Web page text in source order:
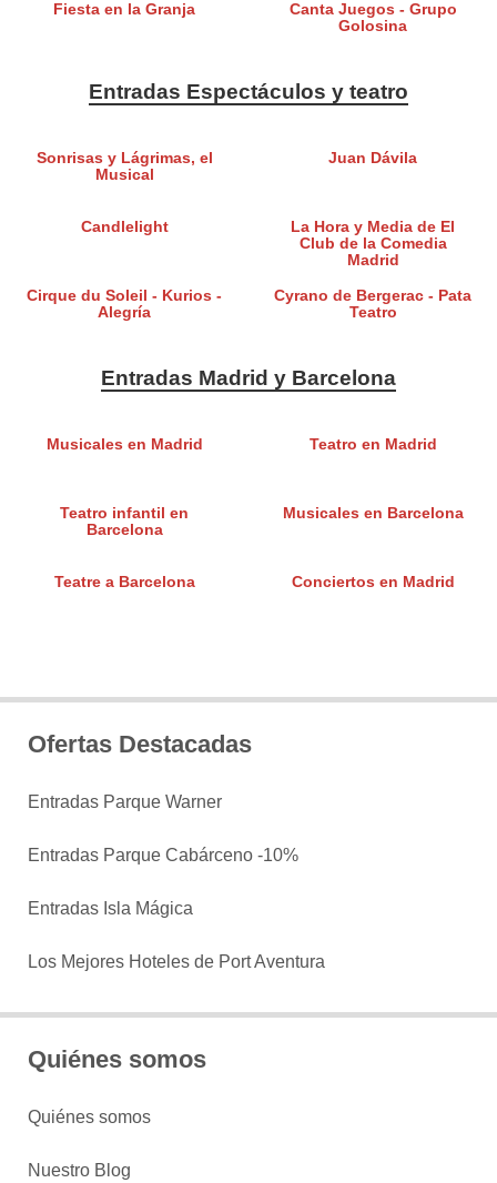
Fiesta en la Granja
Canta Juegos - Grupo
Golosina
Entradas Espectáculos y teatro
Sonrisas y Lágrimas, el
Musical
Juan Dávila
Candlelight
La Hora y Media de El
Club de la Comedia
Madrid
Cirque du Soleil - Kurios -
Alegría
Cyrano de Bergerac - Pata
Teatro
Entradas Madrid y Barcelona
Musicales en Madrid Teatro en Madrid
Teatro infantil en
Barcelona
Musicales en Barcelona
Teatre a Barcelona Conciertos en Madrid
Ofertas Destacadas
Entradas Parque Warner
Entradas Parque Cabárceno -10%
Entradas Isla Mágica
Los Mejores Hoteles de Port Aventura
Quiénes somos
Quiénes somos
Nuestro Blog